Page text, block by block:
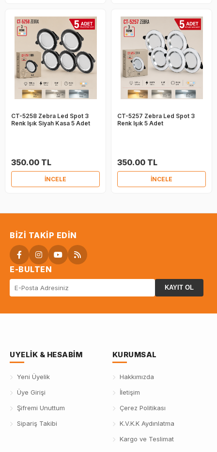
CT-5258 Zebra Led Spot 3
Renk Işık Siyah Kasa 5 Adet
350.00 TL
İNCELE
CT-5257 Zebra Led Spot 3
Renk Işık 5 Adet
350.00 TL
İNCELE
BIZI TAKIP EDIN
E-BULTEN
KAYIT OL
UYELIK & HESABIM
Yeni Üyelik
Üye Girişi
Şifremi Unuttum
Sipariş Takibi
KURUMSAL
Hakkımızda
İletişim
Çerez Politikası
K.V.K.K Aydınlatma
Kargo ve Teslimat